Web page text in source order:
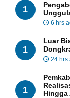
1
6 hrs
1
Luar
24 hrs
1
Hingga